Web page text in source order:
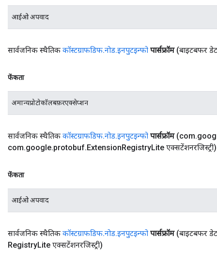
आईओ अपवाद
सार्वजनिक स्थैतिक कॉस्टग्राफडिफ.नोड.इनपुटइन्फो पार्सफ्रॉम (बाइटबफर
फेंकता
अमान्यप्रोटोकॉलबफ़रएक्सेप्शन
सार्वजनिक स्थैतिक कॉस्टग्राफडिफ.नोड.इनपुटइन्फो पार्सफ्रॉम (com.
com.google.protobuf.ExtensionRegistryLite एक्सटेंशनरजिस्ट्री)
फेंकता
आईओ अपवाद
सार्वजनिक स्थैतिक कॉस्टग्राफडिफ.नोड.इनपुटइन्फो पार्सफ्रॉम (बाइटबफर
RegistryLite एक्सटेंशनरजिस्ट्री)